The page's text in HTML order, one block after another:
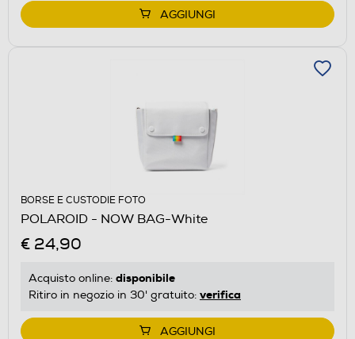
AGGIUNGI
BORSE E CUSTODIE FOTO
POLAROID - NOW BAG-White
€ 24,90
Acquisto online: disponibile
Ritiro in negozio in 30' gratuito: verifica
AGGIUNGI